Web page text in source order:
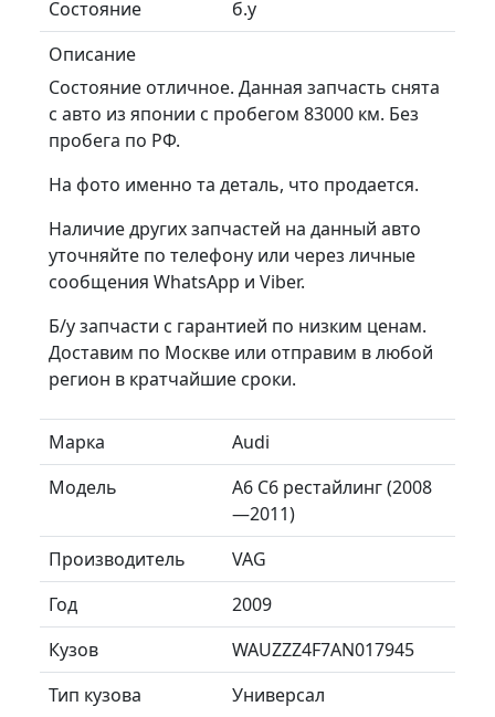
Состояние
б.у
Описание
Состояние отличное. Данная запчасть снята
с авто из японии с пробегом 83000 км. Без
пробега по РФ.
На фото именно та деталь, что продается.
Наличие других запчастей на данный авто
уточняйте по телефону или через личные
сообщения WhatsApp и Viber.
Б/у запчасти с гарантией по низким ценам.
Доставим по Москве или отправим в любой
регион в кратчайшие сроки.
Марка
Audi
Модель
A6 C6 рестайлинг (2008
—2011)
Производитель
VAG
Год
2009
Кузов
WAUZZZ4F7AN017945
Тип кузова
Универсал